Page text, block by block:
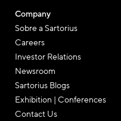
Company
Sobre a Sartorius
Careers
Investor Relations
Newsroom
Sartorius Blogs
Exhibition | Conferences
Contact Us